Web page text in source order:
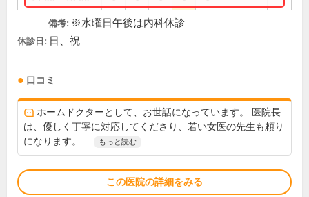
備考: ※水曜日午後は内科休診
休診日: 日、祝
口コミ
ホームドクターとして、お世話になっています。 医院長
は、優しく丁寧に対応してくださり、若い女医の先生も頼り
になります。 ...
もっと読む
この医院の詳細をみる